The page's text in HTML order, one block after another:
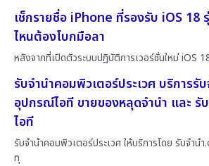
เช็กรายชื่อ iPhone ที่รองรับ iOS 18
ไหนต้องโบกมือลา
หลังจากที่เปิดตัวระบบปฏิบัติการเวอร์ชั่นใหม่ iOS
รับจำนำคอมพิวเตอร์ประเวศ บริการรั
อุปกรณ์ไอที ขายของหลุดจำนำ และ
ไอที
รับจำนำคอมพิวเตอร์ประเวศ ให้บริการโดย รับจํานํ
ทุ